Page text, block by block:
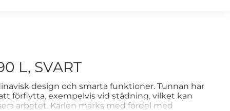
L, SVART
design och smarta funktioner. Tunnan har
förflytta, exempelvis vid städning, vilket kan
arbetet. Kärlen märks med fördel med